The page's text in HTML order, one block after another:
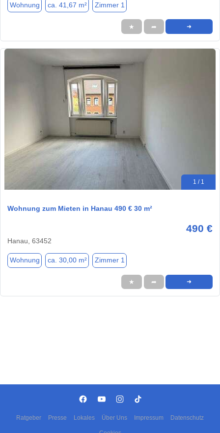
Wohnung ca. 41,67 m² Zimmer 1
★ ➦ ➜
1 / 1
Wohnung zum Mieten in Hanau 490 € 30 m²
490 €
Hanau, 63452
Wohnung ca. 30,00 m² Zimmer 1
★ ➦ ➜
Ratgeber Presse Lokales Über Uns Impressum Datenschutz